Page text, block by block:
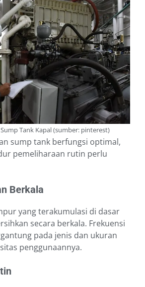
Tank Kapal (sumber: pinterest)
sump tank berfungsi optimal,
pemeliharaan rutin perlu
Berkala
yang terakumulasi di dasar
secara berkala. Frekuensi
pada jenis dan ukuran
penggunaannya.